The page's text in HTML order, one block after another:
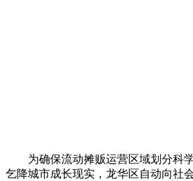
为确保流动摊贩运营区域划分科
乞降城市成长现实，龙华区自动向社